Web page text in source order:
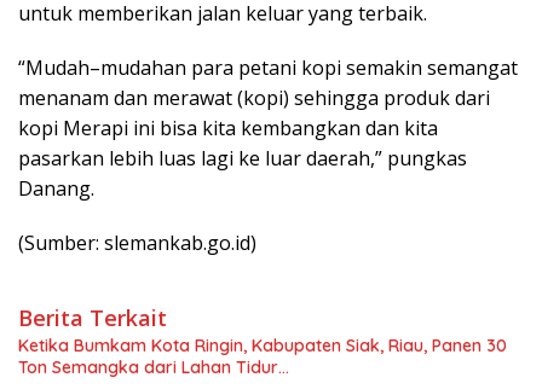
untuk memberikan jalan keluar yang terbaik.
“Mudah–mudahan para petani kopi semakin semangat
menanam dan merawat (kopi) sehingga produk dari
kopi Merapi ini bisa kita kembangkan dan kita
pasarkan lebih luas lagi ke luar daerah,” pungkas
Danang.
(Sumber: slemankab.go.id)
Berita Terkait
Ketika Bumkam Kota Ringin, Kabupaten Siak, Riau, Panen 30
Ton Semangka dari Lahan Tidur…